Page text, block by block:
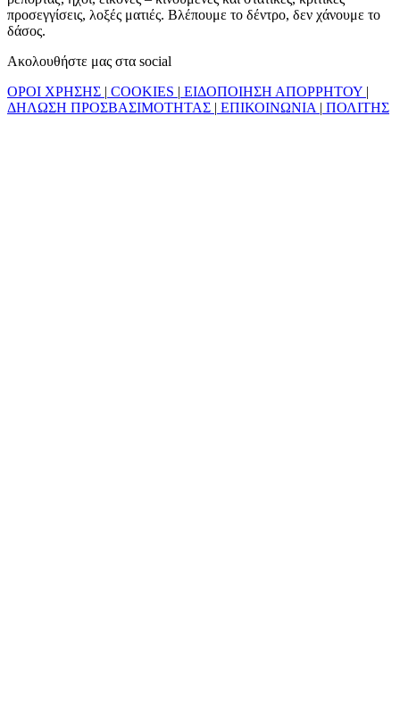
προσεγγίσεις, λοξές ματιές. Βλέπουμε το δέντρο, δεν χάνουμε το
δάσος.
Ακολουθήστε μας στα social
ΟΡΟΙ ΧΡΗΣΗΣ | COOKIES | ΕΙΔΟΠΟΙΗΣΗ ΑΠΟΡΡΗΤΟΥ |
ΔΗΛΩΣΗ ΠΡΟΣΒΑΣΙΜΟΤΗΤΑΣ | ΕΠΙΚΟΙΝΩΝΙΑ | ΠΟΛΙΤΗΣ